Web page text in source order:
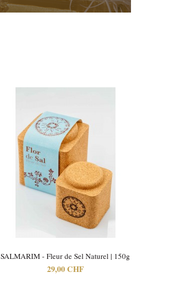
SALMARIM - Fleur de Sel Naturel | 150g
29,00 CHF